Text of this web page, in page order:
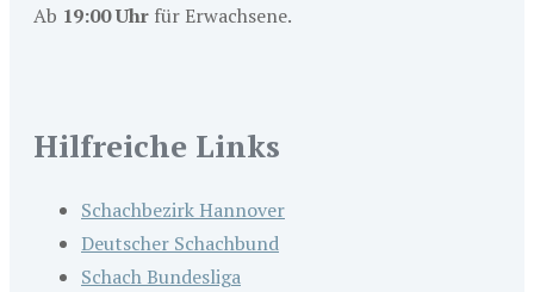
Ab 19:00 Uhr für Erwachsene.
Hilfreiche Links
Schachbezirk Hannover
Deutscher Schachbund
Schach Bundesliga